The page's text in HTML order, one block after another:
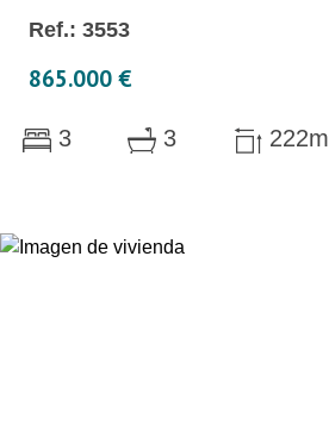
Ref.: 3553
865.000 €
3 3 222m